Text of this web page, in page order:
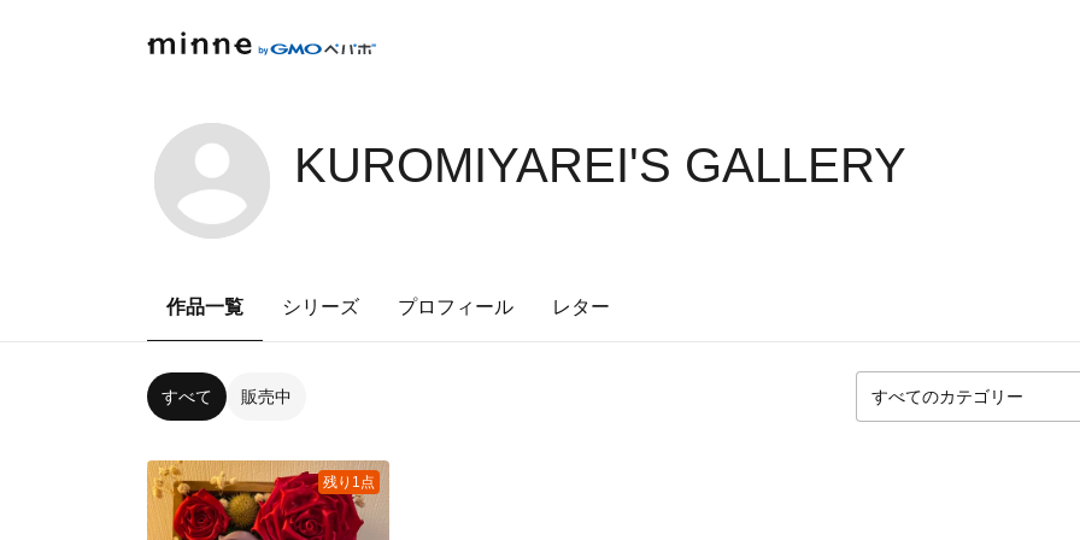
KUROMIYAREI'S GALLERY
作品一覧 シリーズ プロフィール レター
すべて 販売中
残り1点